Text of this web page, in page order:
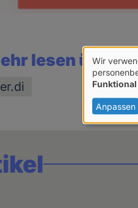
lesen über:
von
Daten
Wir
Anpassen